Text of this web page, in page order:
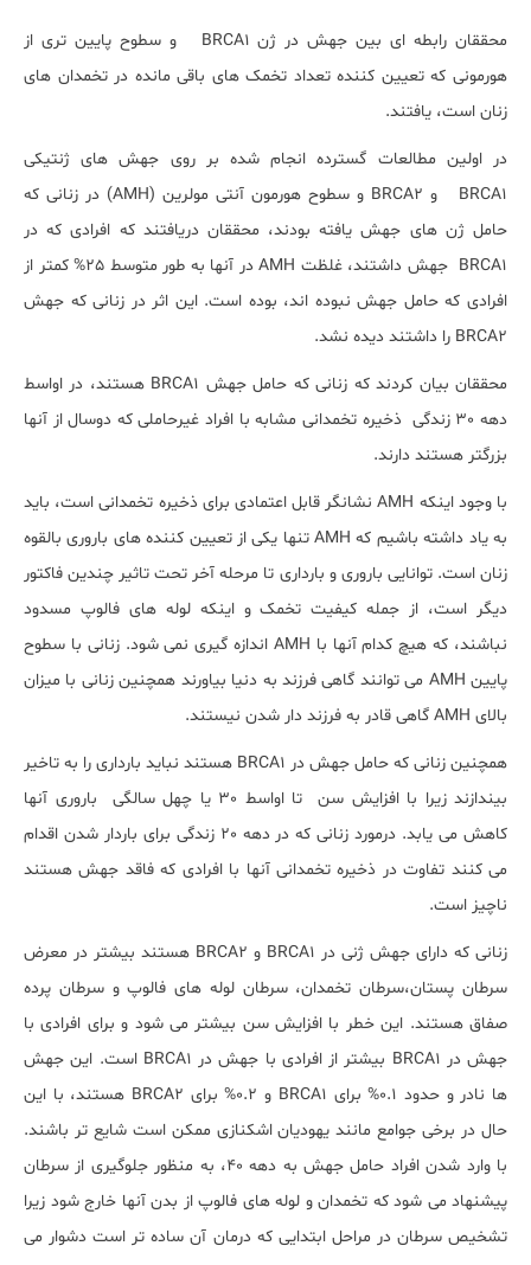
محققان رابطه ای بین جهش در ژن BRCA1 و سطوح پایین تری از
هورمونی که تعیین کننده تعداد تخمک های باقی مانده در تخمدان های
زنان است، یافتند.
در اولین مطالعات گسترده انجام شده بر روی جهش های ژنتیکی
BRCA1 و BRCA2 و سطوح هورمون آنتی مولرین (AMH) در زنانی که
حامل ژن های جهش یافته بودند، محققان دریافتند که افرادی که در
BRCA1 جهش داشتند، غلظت AMH در آنها به طور متوسط 25% کمتر از
افرادی که حامل جهش نبوده اند، بوده است. این اثر در زنانی که جهش
BRCA2 را داشتند دیده نشد.
محققان بیان کردند که زنانی که حامل جهش BRCA1 هستند، در اواسط
دهه 30 زندگی ذخیره تخمدانی مشابه با افراد غیرحاملی که دوسال از آنها
بزرگتر هستند دارند.
با وجود اینکه AMH نشانگر قابل اعتمادی برای ذخیره تخمدانی است، باید
به یاد داشته باشیم که AMH تنها یکی از تعیین کننده های باروری بالقوه
زنان است. توانایی باروری و بارداری تا مرحله آخر تحت تاثیر چندین فاکتور
دیگر است، از جمله کیفیت تخمک و اینکه لوله های فالوپ مسدود
نباشند، که هیچ کدام آنها با AMH اندازه گیری نمی شود. زنانی با سطوح
پایین AMH می توانند گاهی فرزند به دنیا بیاورند همچنین زنانی با میزان
بالای AMH گاهی قادر به فرزند دار شدن نیستند.
همچنین زنانی که حامل جهش در BRCA1 هستند نباید بارداری را به تاخیر
بیندازند زیرا با افزایش سن تا اواسط 30 یا چهل سالگی باروری آنها
کاهش می یابد. درمورد زنانی که در دهه 20 زندگی برای باردار شدن اقدام
می کنند تفاوت در ذخیره تخمدانی آنها با افرادی که فاقد جهش هستند
ناچیز است.
زنانی که دارای جهش ژنی در BRCA1 و BRCA2 هستند بیشتر در معرض
سرطان پستان،سرطان تخمدان، سرطان لوله های فالوپ و سرطان پرده
صفاق هستند. این خطر با افزایش سن بیشتر می شود و برای افرادی با
جهش در BRCA1 بیشتر از افرادی با جهش در BRCA1 است. این جهش
ها نادر و حدود 0.1% برای BRCA1 و 0.2% برای BRCA2 هستند، با این
حال در برخی جوامع مانند یهودیان اشکنازی ممکن است شایع تر باشند.
با وارد شدن افراد حامل جهش به دهه 40، به منظور جلوگیری از سرطان
پیشنهاد می شود که تخمدان و لوله های فالوپ از بدن آنها خارج شود زیرا
تشخیص سرطان در مراحل ابتدایی که درمان آن ساده تر است دشوار می